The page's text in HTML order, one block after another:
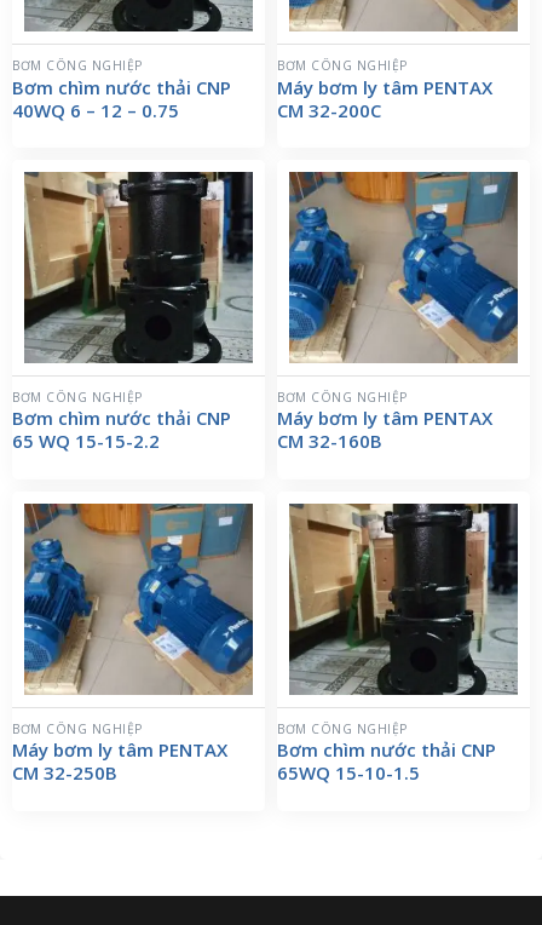
BƠM CÔNG NGHIỆP
Bơm chìm nước thải CNP
40WQ 6 – 12 – 0.75
BƠM CÔNG NGHIỆP
Máy bơm ly tâm PENTAX
CM 32-200C
BƠM CÔNG NGHIỆP
Bơm chìm nước thải CNP
65 WQ 15-15-2.2
BƠM CÔNG NGHIỆP
Máy bơm ly tâm PENTAX
CM 32-160B
BƠM CÔNG NGHIỆP
Máy bơm ly tâm PENTAX
CM 32-250B
BƠM CÔNG NGHIỆP
Bơm chìm nước thải CNP
65WQ 15-10-1.5